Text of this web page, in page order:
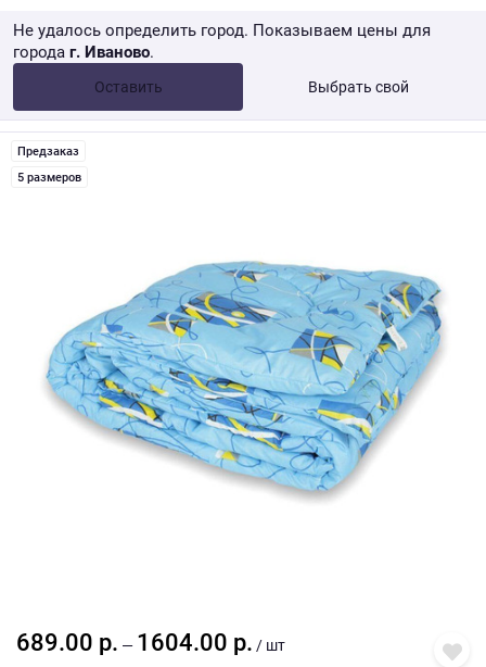
Не удалось определить город. Показываем цены для
города г. Иваново.
Оставить Выбрать свой
от 10 000 ₽ Розница → WB
Предзаказ
5 размеров
689.00 р. — 1604.00 р. / шт